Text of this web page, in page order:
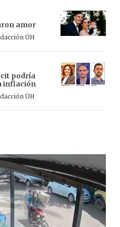
amor
ÚH
podría
inflación
ÚH